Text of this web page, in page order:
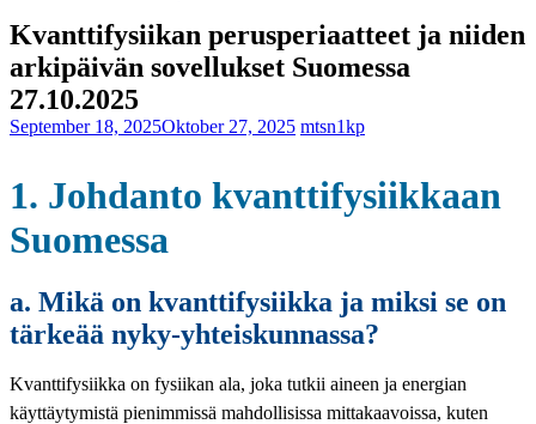
Kvanttifysiikan perusperiaatteet ja niiden
arkipäivän sovellukset Suomessa
27.10.2025
September 18, 2025Oktober 27, 2025 mtsn1kp
1. Johdanto kvanttifysiikkaan
Suomessa
a. Mikä on kvanttifysiikka ja miksi se on
tärkeää nyky-yhteiskunnassa?
Kvanttifysiikka on fysiikan ala, joka tutkii aineen ja energian
käyttäytymistä pienimmissä mahdollisissa mittakaavoissa, kuten